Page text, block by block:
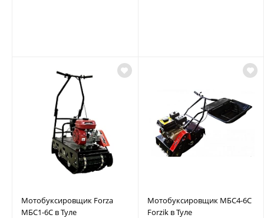
Мотобуксировщик Forza
МБС1-6С в Туле
Мотобуксировщик МБС4-6С
Forzik в Туле